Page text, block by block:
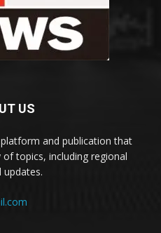
US
and publication that
topics, including regional
updates.